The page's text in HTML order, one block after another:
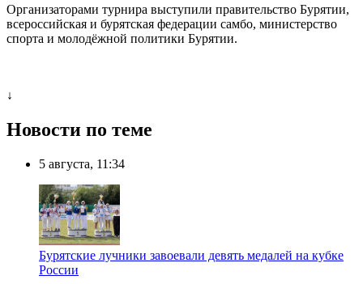
Организаторами турнира выступили правительство Бурятии,
всероссийская и бурятская федерации самбо, министерство
спорта и молодёжной политики Бурятии.
↓
Новости по теме
5 августа, 11:34
Бурятские лучники завоевали девять медалей на кубке
России